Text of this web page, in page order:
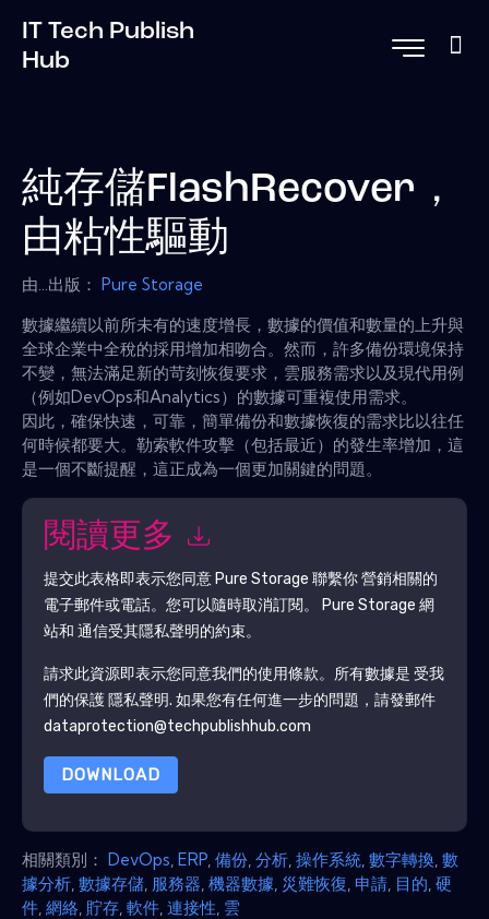
IT Tech Publish
Hub
純存儲FlashRecover，
由粘性驅動
由...出版： Pure Storage
數據繼續以前所未有的速度增長，數據的價值和數量的上升與
全球企業中全稅的採用增加相吻合。然而，許多備份環境保持
不變，無法滿足新的苛刻恢復要求，雲服務需求以及現代用例
（例如DevOps和Analytics）的數據可重複使用需求。
因此，確保快速，可靠，簡單備份和數據恢復的需求比以往任
何時候都要大。勒索軟件攻擊（包括最近）的發生率增加，這
是一個不斷提醒，這正成為一個更加關鍵的問題。
閱讀更多
提交此表格即表示您同意 Pure Storage 聯繫你 營銷相關的
電子郵件或電話。您可以隨時取消訂閱。
Pure Storage 網
站和 通信受其隱私聲明的約束。
請求此資源即表示您同意我們的使用條款。所有數據是 受我
們的保護 隱私聲明. 如果您有任何進一步的問題，請發郵件
dataprotection@techpublishhub.com
DOWNLOAD
相關類別： DevOps ERP 備份 分析 操作系統 數字轉換 數
據分析 數據存儲 服務器 機器數據 災難恢復 申請 目的 硬
件 網絡 貯存 軟件 連接性 雲